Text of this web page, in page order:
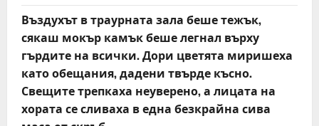
Въздухът в траурната зала беше тежък,
сякаш мокър камък беше легнал върху
гърдите на всички. Дори цветята миришеха
като обещания, дадени твърде късно.
Свещите трепкаха неуверено, а лицата на
хората се сливаха в една безкрайна сива